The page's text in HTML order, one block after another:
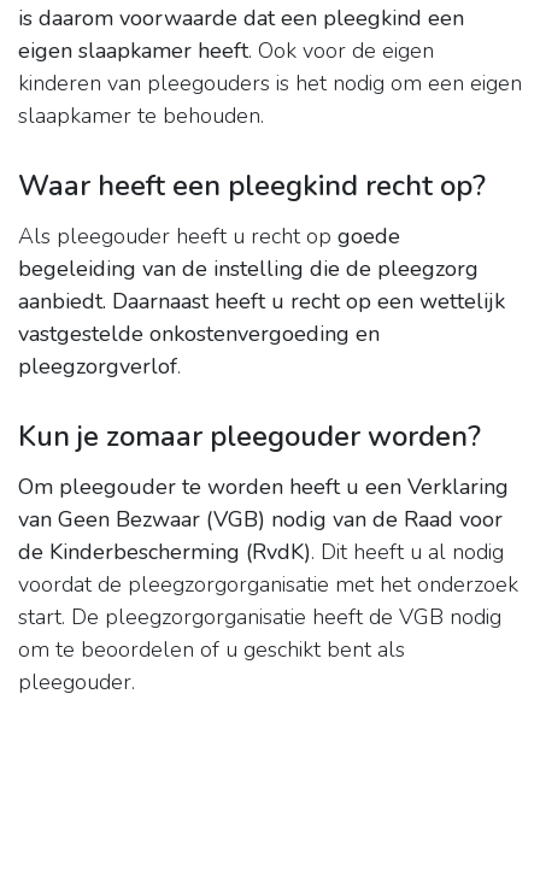
is daarom voorwaarde dat een pleegkind een
eigen slaapkamer heeft. Ook voor de eigen
kinderen van pleegouders is het nodig om een eigen
slaapkamer te behouden.
Waar heeft een pleegkind recht op?
Als pleegouder heeft u recht op goede
begeleiding van de instelling die de pleegzorg
aanbiedt. Daarnaast heeft u recht op een wettelijk
vastgestelde onkostenvergoeding en
pleegzorgverlof.
Kun je zomaar pleegouder worden?
Om pleegouder te worden heeft u een Verklaring
van Geen Bezwaar (VGB) nodig van de Raad voor
de Kinderbescherming (RvdK). Dit heeft u al nodig
voordat de pleegzorgorganisatie met het onderzoek
start. De pleegzorgorganisatie heeft de VGB nodig
om te beoordelen of u geschikt bent als
pleegouder.